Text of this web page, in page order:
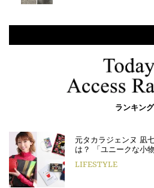
ランキング
元タカラジェンヌ 凪
は？ 「ユニークな小
LIFESTYLE